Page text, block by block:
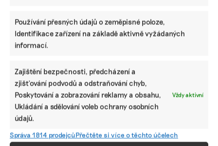
Používání přesných údajů o zeměpisné poloze,
Identifikace zařízení na základě aktivně vyžádaných
informací.
Zajištění bezpečnosti, předcházení a
zjišťování podvodů a odstraňování chyb,
Poskytování a zobrazování reklamy a obsahu,
Ukládání a sdělování voleb ochrany osobních
údajů.
Vždy aktivní
Správa 1814 prodejcůPřečtěte si více o těchto účelech